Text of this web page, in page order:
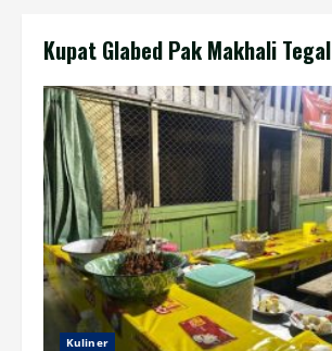
Kupat Glabed Pak Makhali Tegal
Kuliner